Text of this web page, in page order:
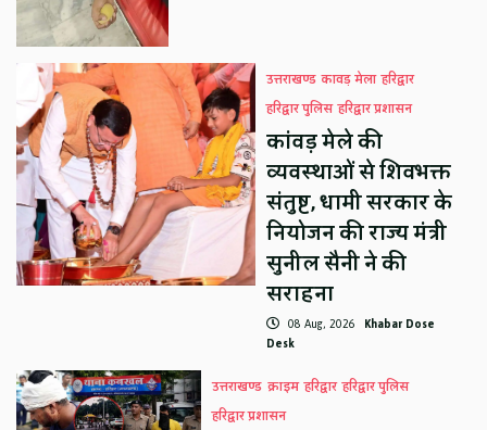
उत्तराखण्ड कावड़ मेला हरिद्वार
हरिद्वार पुलिस हरिद्वार प्रशासन
कांवड़ मेले की
व्यवस्थाओं से शिवभक्त
संतुष्ट, धामी सरकार के
नियोजन की राज्य मंत्री
सुनील सैनी ने की
सराहना
08 Aug, 2026 Khabar Dose
Desk
उत्तराखण्ड क्राइम हरिद्वार हरिद्वार पुलिस
हरिद्वार प्रशासन